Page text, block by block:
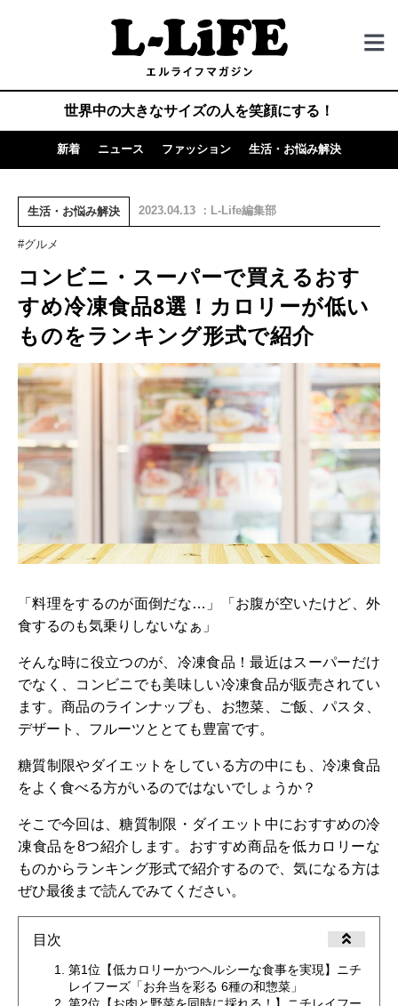
世界中の大きなサイズの人を笑顔にする！
新着 ニュース ファッション 生活・お悩み解決
生活・お悩み解決 2023.04.13 ：L-Life編集部
#グルメ
コンビニ・スーパーで買えるおす
すめ冷凍食品8選！カロリーが低い
ものをランキング形式で紹介
「料理をするのが面倒だな…」「お腹が空いたけど、外
食するのも気乗りしないなぁ」
そんな時に役立つのが、冷凍食品！最近はスーパーだけ
でなく、コンビニでも美味しい冷凍食品が販売されてい
ます。商品のラインナップも、お惣菜、ご飯、パスタ、
デザート、フルーツととても豊富です。
糖質制限やダイエットをしている方の中にも、冷凍食品
をよく食べる方がいるのではないでしょうか？
そこで今回は、糖質制限・ダイエット中におすすめの冷
凍食品を8つ紹介します。おすすめ商品を低カロリーな
ものからランキング形式で紹介するので、気になる方は
ぜひ最後まで読んでみてください。
目次
第1位【低カロリーかつヘルシーな食事を実現】ニチ
レイフーズ「お弁当を彩る 6種の和惣菜」